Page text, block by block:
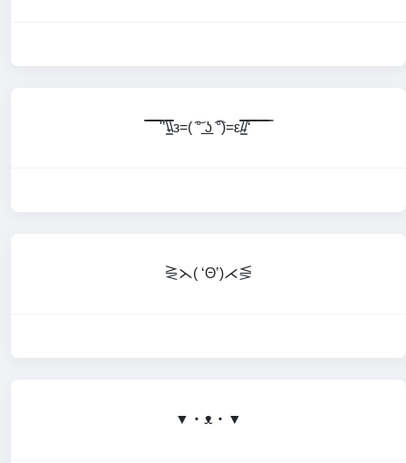
̿̿ ̿̿ ̿̿ ̿'̿’\̵͇̿̿\з=( ͠° ͟ʖ ͡°)=ε/̵͇̿̿/‘̿̿ ̿ ̿ ̿ ̿ ̿
⋛⋋( ‘Θ’)⋌⋚
▼・ᴥ・▼